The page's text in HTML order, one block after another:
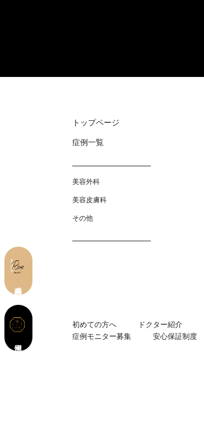
トップページ
症例⼀覧
美容外科
美容⽪膚科
その他
初めての⽅へ ドクター紹介
症例モニター募集
安心保証制度